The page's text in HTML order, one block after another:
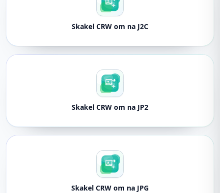
Skakel CRW om na J2C
Skakel CRW om na JP2
Skakel CRW om na JPG